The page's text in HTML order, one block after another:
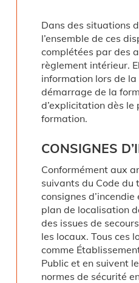
Dans des situations
l’ensemble de ces
complétées par des
règlement intérieur.
information lors de
démarrage de la
d’explicitation dès le
formation.
CONSIGNES
Conformément aux
suivants du Code du
consignes
plan de localisation
des issues de
les locaux. Tous ces
comme
Public et en suivent
normes de sécurité